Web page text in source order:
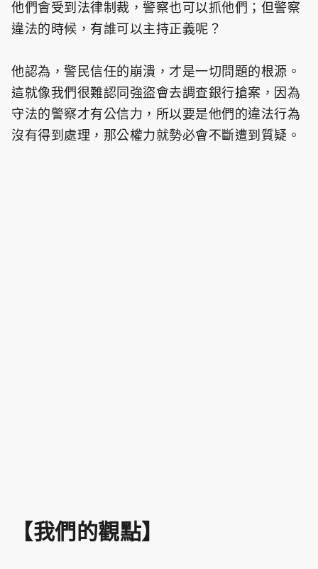
他們會受到法律制裁，警察也可以抓他們；但警察
違法的時候，有誰可以主持正義呢？
他認為，警民信任的崩潰，才是一切問題的根源。
這就像我們很難認同強盜會去調查銀行搶案，因為
守法的警察才有公信力，所以要是他們的違法行為
沒有得到處理，那公權力就勢必會不斷遭到質疑。
【我們的觀點】